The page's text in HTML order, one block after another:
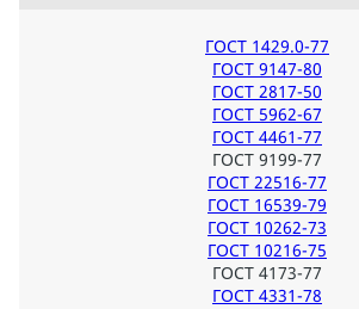
ГОСТ 1429.0-77
ГОСТ 9147-80
ГОСТ 2817-50
ГОСТ 5962-67
ГОСТ 4461-77
ГОСТ 9199-77
ГОСТ 22516-77
ГОСТ 16539-79
ГОСТ 10262-73
ГОСТ 10216-75
ГОСТ 4173-77
ГОСТ 4331-78